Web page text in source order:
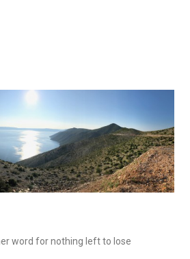
word for nothing left to lose